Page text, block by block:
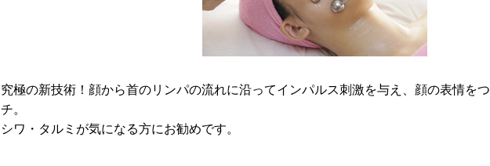
究極の新技術！顔から首のリンパの流れに沿ってインパルス刺激を与え、顔の表情を
チ。
シワ・タルミが気になる方にお勧めです。